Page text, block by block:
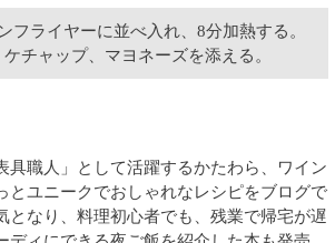
フライヤーに並べ入れ、8分加熱する。
チャップ、マヨネーズを添える。
具職人」として活躍するかたわら、ワイン
とユニークでおしゃれなレシピをブログで
となり、料理初心者でも、残業で帰宅が遅